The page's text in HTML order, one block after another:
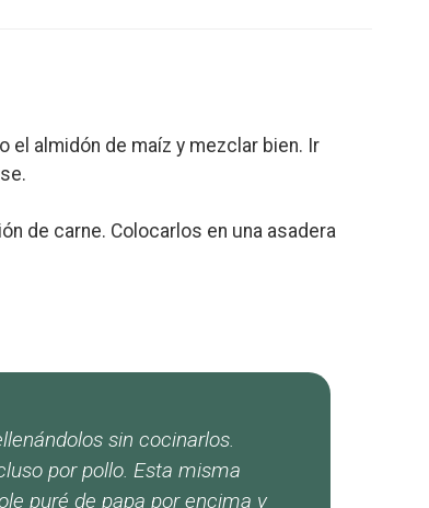
el almidón de maíz y mezclar bien. Ir
de carne. Colocarlos en una asadera
sin cocinarlos.
por pollo. Esta misma
puré de papa por encima y